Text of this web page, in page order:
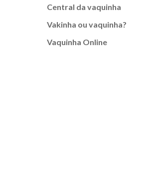
Central da vaquinha
Vakinha ou vaquinha?
Vaquinha Online